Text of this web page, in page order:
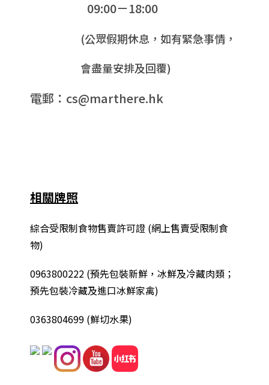
09:00－18:00
(公眾假期休息，如有緊急事情，
會盡量安排及回覆)
電郵：cs@marthere.hk
相關牌照
綜合受限制食物售賣許可證 (網上售賣受限制食
物)
0963800222 (預先包裝新鮮，冰鮮及冷藏肉類；
預先包裝冷藏及進口冰鮮家禽)
0363804699 (鮮切水果)